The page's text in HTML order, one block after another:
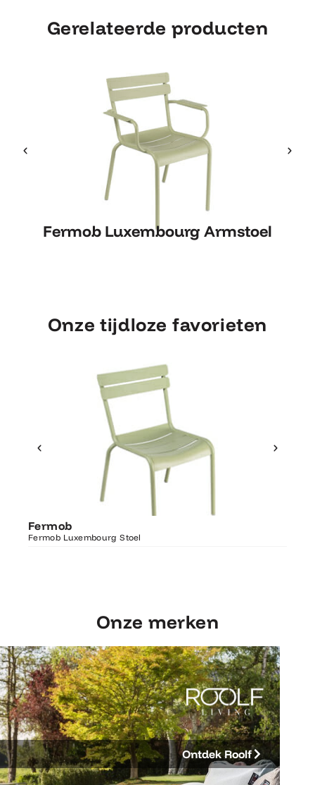
Gerelateerde producten
Fermob Luxembourg Armstoel
Fermob Luxembourg Armstoel
Onze tijdloze favorieten
Fermob
Fermob Luxembourg Stoel
Ontdek Fermob
Luxembourg Stoel
Onze merken
Ontdek Roolf